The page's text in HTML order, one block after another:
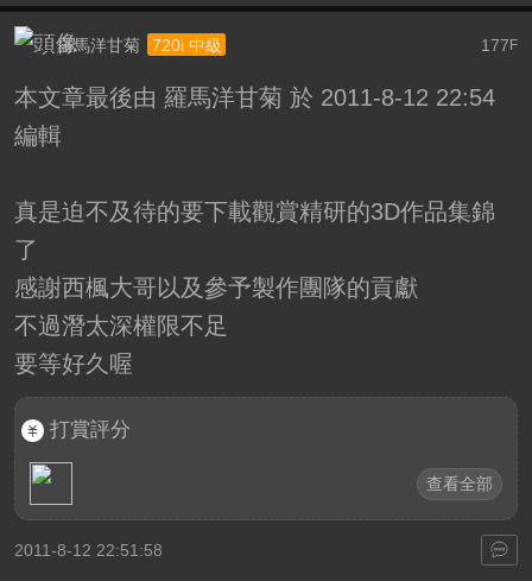
177 F
羅馬洋甘菊 720i 中級
本文章最後由 羅馬洋甘菊 於 2011-8-12 22:54
編輯
真是迫不及待的要下載觀賞精研的3D作品集錦
了
感謝西楓大哥以及參予製作團隊的貢獻
不過潛太深權限不足
要等好久喔
打賞評分
查看全部
2011-8-12 22:51:58